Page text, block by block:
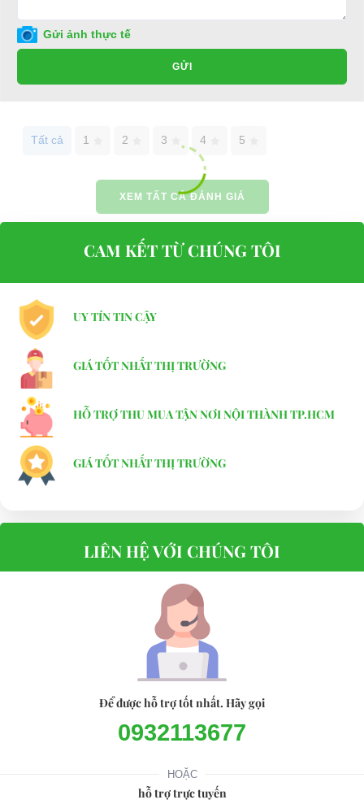
E-mail: phuhuynhkd@gmail.com
Gửi ảnh thực tế
GỬI
Tất cả 1 2 3 4 5
XEM TẤT CẢ ĐÁNH GIÁ
CAM KẾT TỪ CHÚNG TÔI
UY TÍN TIN CẬY
GIÁ TỐT NHẤT THỊ TRƯỜNG
HỖ TRỢ THU MUA TẬN NƠI NỘI THÀNH TP.HCM
GIÁ TỐT NHẤT THỊ TRƯỜNG
LIÊN HỆ VỚI CHÚNG TÔI
Để được hỗ trợ tốt nhất. Hãy gọi
0932113677
HOẶC
hỗ trợ trực tuyến